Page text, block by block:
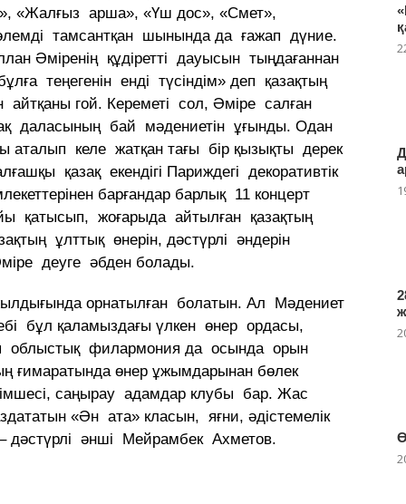
«Жалғыз арша», «Үш дос», «Смет»,
тамсантқан шынында да ғажап дүние.
Әміренің құдіретті дауысын тыңдағаннан
теңегенін енді түсіндім» деп қазақтың
айтқаны гой. Кереметі сол, Әміре салған
бай мәдениетін ұғынды. Одан
аталып келе жатқан тағы бір қызықты дерек
қазақ екендігі Париждегі декоративтік
барғандар барлық 11 концерт
қатысып, жоғарыда айтылған қазақтың
ұлттық өнерін, дәстүрлі әндерін
деуге әбден болады.
орнатылған болатын. Ал Мәдениет
бұл қаламыздағы үлкен өнер ордасы,
облыстық филармония да осында орын
ғимаратында өнер ұжымдарынан бөлек
саңырау адамдар клубы бар. Жас
«Ән ата» класын, яғни, әдістемелік
дәстүрлі әнші Мейрамбек Ахметов.